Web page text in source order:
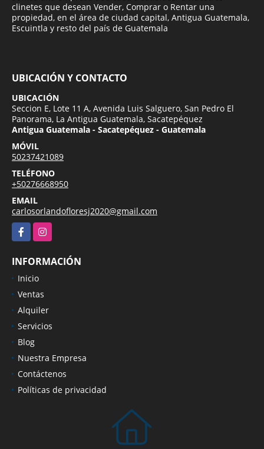
clinetes que desean Vender, Comprar o Rentar una
propiedad, en el área de ciudad capital, Antigua Guatemala,
Escuintla y resto del país de Guatemala
UBICACIÓN Y CONTACTO
UBICACIÓN
Seccion E, Lote 11 A, Avenida Luis Salguero, San Pedro El
Panorama, La Antigua Guatemala, Sacatepéquez
Antigua Guatemala - Sacatepéquez - Guatemala
MÓVIL
50237421089
TELÉFONO
+50276668950
EMAIL
carlosorlandofloresj2020@gmail.com
FacebookInstagram
INFORMACIÓN
Inicio
Ventas
Alquiler
Servicios
Blog
Nuestra Empresa
Contáctenos
Políticas de privacidad